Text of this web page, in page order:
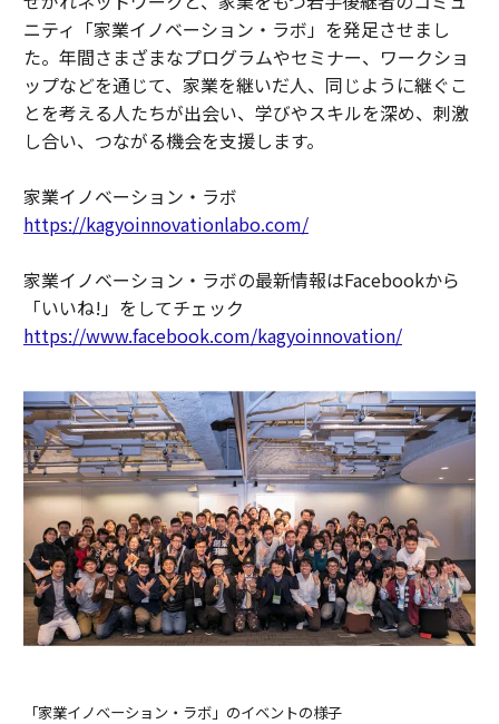
ニティ「家業イノベーション・ラボ」を発足させまし
た。年間さまざまなプログラムやセミナー、ワークショ
ップなどを通じて、家業を継いだ人、同じように継ぐこ
とを考える人たちが出会い、学びやスキルを深め、刺激
し合い、つながる機会を支援します。
家業イノベーション・ラボ
https://kagyoinnovationlabo.com/
家業イノベーション・ラボの最新情報はFacebookから
「いいね!」をしてチェック
https://www.facebook.com/kagyoinnovation/
「家業イノベーション・ラボ」のイベントの様子